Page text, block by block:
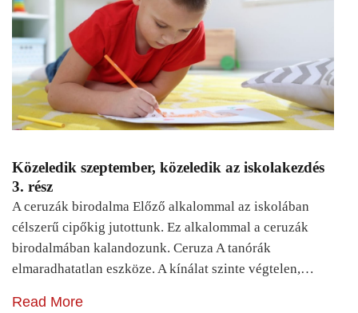
Közeledik szeptember, közeledik az iskolakezdés
3. rész
A ceruzák birodalma Előző alkalommal az iskolában
célszerű cipőkig jutottunk. Ez alkalommal a ceruzák
birodalmában kalandozunk. Ceruza A tanórák
elmaradhatatlan eszköze. A kínálat szinte végtelen,…
Read More